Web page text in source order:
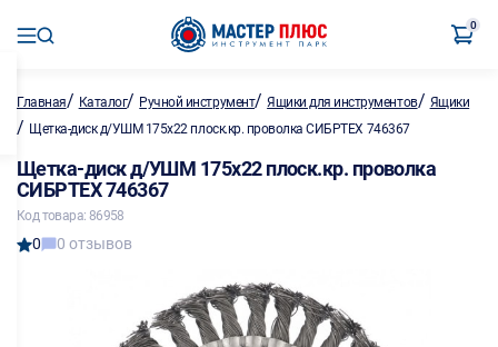
0
Главная/ Каталог/ Ручной инструмент/Ящики для инструментов/ Ящики
/ Щетка-диск д/УШМ 175х22 плоск.кр. проволка СИБРТЕХ 746367
Щетка-диск д/УШМ 175х22 плоск.кр. проволка
СИБРТЕХ 746367
Код товара: 86958
0 0 отзывов